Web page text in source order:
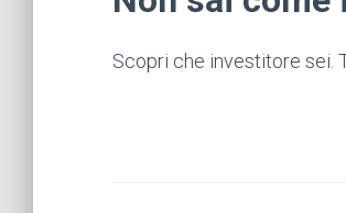
Scopri che investitore sei.